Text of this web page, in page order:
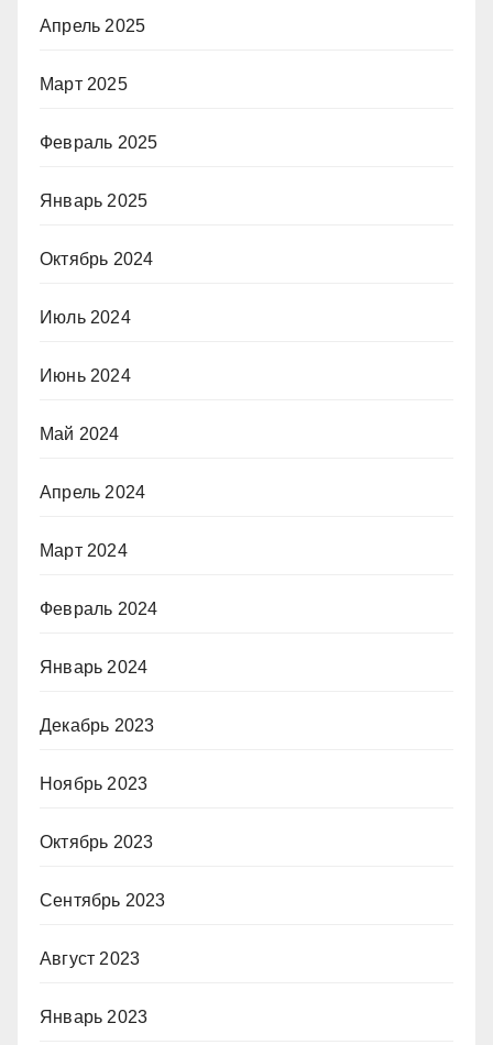
Апрель 2025
Март 2025
Февраль 2025
Январь 2025
Октябрь 2024
Июль 2024
Июнь 2024
Май 2024
Апрель 2024
Март 2024
Февраль 2024
Январь 2024
Декабрь 2023
Ноябрь 2023
Октябрь 2023
Сентябрь 2023
Август 2023
Январь 2023